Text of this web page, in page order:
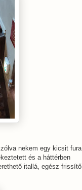
nekem egy kicsit fura
és a háttérben
itallá, egész frissítő